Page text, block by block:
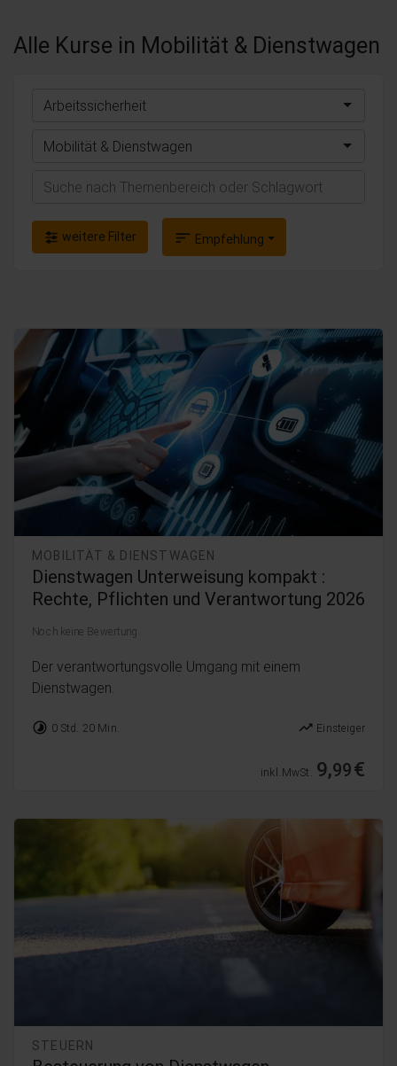
Alle Kurse in Mobilität & Dienstwagen
Arbeitssicherheit
Mobilität & Dienstwagen
Suchen
weitere Filter sort Empfehlung
MOBILITÄT & DIENSTWAGEN
Dienstwagen Unterweisung kompakt :
Rechte, Pflichten und Verantwortung 2026
Noch keine Bewertung
Der verantwortungsvolle Umgang mit einem
Dienstwagen.
timelapse 0 Std. 20 Min. trending_up Einsteiger
inkl. MwSt. 9,99€
STEUERN